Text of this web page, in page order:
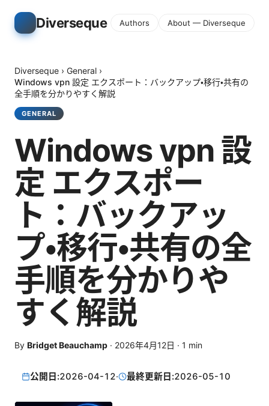
Diverseque Authors About — Diverseque
Diverseque › General ›
Windows vpn 設定 エクスポート：バックアップ・移行・共有の
全手順を分かりやすく解説
GENERAL
Windows vpn 設
定 エクスポー
ト：バックアッ
プ・移行・共有の全
手順を分かりや
すく解説
By Bridget Beauchamp · 2026年4月12日 · 1 min
公開日:2026-04-12· 最終更新日:2026-05-10